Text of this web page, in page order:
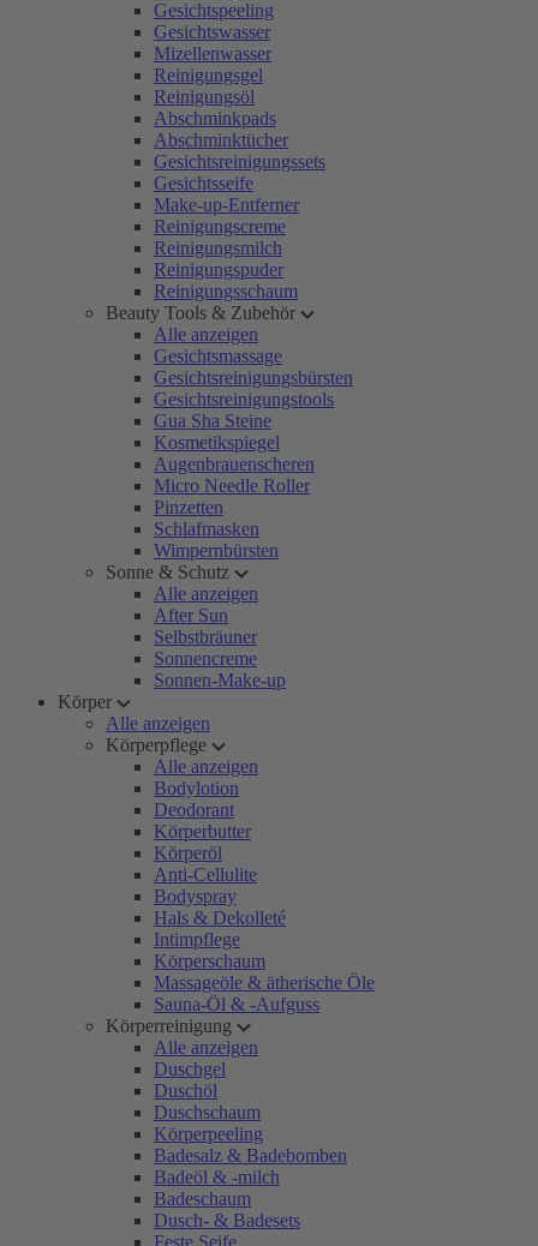
Gesichtspeeling
Gesichtswasser
Mizellenwasser
Reinigungsgel
Reinigungsöl
Abschminkpads
Abschminktücher
Gesichtsreinigungssets
Gesichtsseife
Make-up-Entferner
Reinigungscreme
Reinigungsmilch
Reinigungspuder
Reinigungsschaum
Beauty Tools & Zubehör
Alle anzeigen
Gesichtsmassage
Gesichtsreinigungsbürsten
Gesichtsreinigungstools
Gua Sha Steine
Kosmetikspiegel
Augenbrauenscheren
Micro Needle Roller
Pinzetten
Schlafmasken
Wimpernbürsten
Sonne & Schutz
Alle anzeigen
After Sun
Selbstbräuner
Sonnencreme
Sonnen-Make-up
Körper
Alle anzeigen
Körperpflege
Alle anzeigen
Bodylotion
Deodorant
Körperbutter
Körperöl
Anti-Cellulite
Bodyspray
Hals & Dekolleté
Intimpflege
Körperschaum
Massageöle & ätherische Öle
Sauna-Öl & -Aufguss
Körperreinigung
Alle anzeigen
Duschgel
Duschöl
Duschschaum
Körperpeeling
Badesalz & Badebomben
Badeöl & -milch
Badeschaum
Dusch- & Badesets
Feste Seife